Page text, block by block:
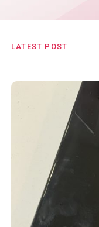
LATEST POST